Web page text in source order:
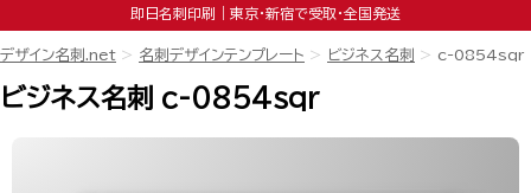
即日名刺印刷｜東京・新宿で受取・全国発送
デザイン名刺.net 名刺デザインテンプレート ビジネス名刺 c-0854sqr
ビジネス名刺 c-0854sqr